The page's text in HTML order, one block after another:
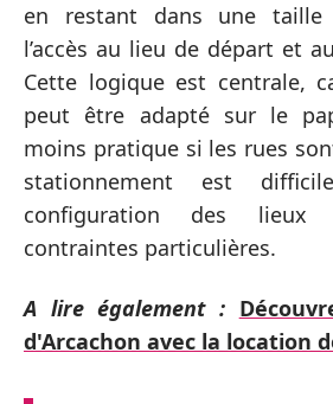
en restant dans une taille
l’accès au lieu de départ et
Cette logique est centrale,
peut être adapté sur le
moins pratique si les rues
stationnement est
configuration des lieux
contraintes particulières.
A lire également :
d'Arcachon avec la location